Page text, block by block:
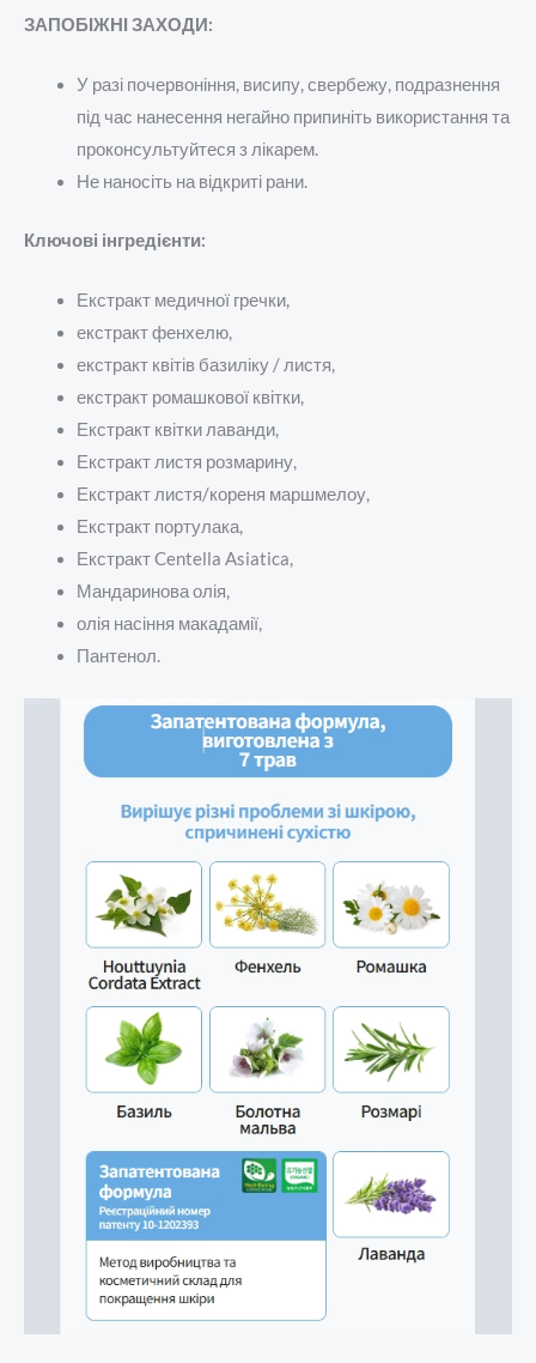
ЗАПОБІЖНІ ЗАХОДИ:
У разі почервоніння, висипу, свербежу, подразнення
під час нанесення негайно припиніть використання та
проконсультуйтеся з лікарем.
Не наносіть на відкриті рани.
Ключові інгредієнти:
Екстракт медичної гречки,
екстракт фенхелю,
екстракт квітів базиліку / листя,
екстракт ромашкової квітки,
Екстракт квітки лаванди,
Екстракт листя розмарину,
Екстракт листя/кореня маршмелоу,
Екстракт портулака,
Екстракт Centella Asiatica,
Мандаринова олія,
олія насіння макадамії,
Пантенол.